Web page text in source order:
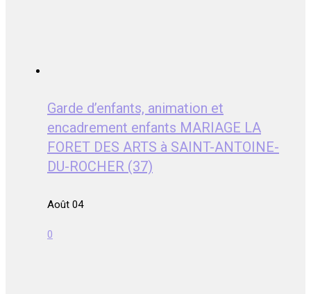
Garde d’enfants, animation et
encadrement enfants MARIAGE LA
FORET DES ARTS à SAINT-ANTOINE-
DU-ROCHER (37)
Août 04
0